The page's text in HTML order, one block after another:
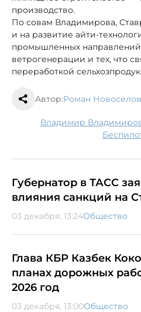
производство.
По совам Владимирова,
и на развитие айти-
промышленных
ветрогенерации и тех, что
переработкой
Автор:Роман Новоселов
Владимир
Губернатор в ТАСС
влияния санкций на
03 декабря, 13:24Общество
Глава КБР Казбек
планах дорожных
2026 год
03 декабря, 13:00Общество